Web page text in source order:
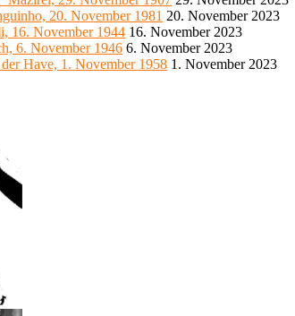
20. November 1981 20. November 2023
16. November 1944 16. November 2023
6. November 1946 6. November 2023
Have, 1. November 1958 1. November 2023